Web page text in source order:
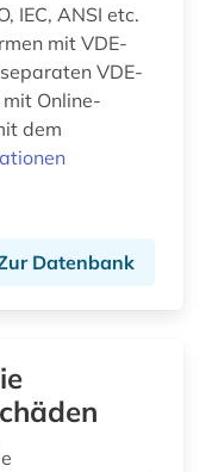
IEC, ANSI etc.
mit VDE-
VDE-
Online-
dem
Datenbank